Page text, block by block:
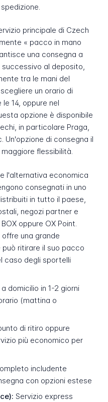
principale di Czech
« pacco in mano
una consegna a
al deposito,
tra le mani del
un orario di
14, oppure nel
opzione è disponibile
in particolare Praga,
Un'opzione di consegna il
flessibilità.
l'alternativa economica
consegnati in uno
in tutto il paese,
negozi partner e
oppure OX Point.
una grande
ritirare il suo pacco
caso degli sportelli
domicilio in 1-2 giorni
(mattina o
di ritiro oppure
più economico per
includente
con opzioni estese
Servizio express